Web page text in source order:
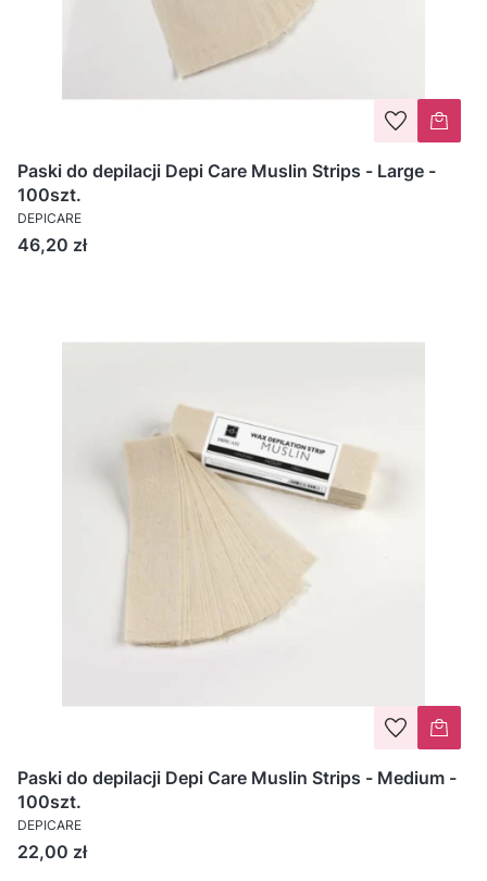
Paski do depilacji Depi Care Muslin Strips - Large -
100szt.
DEPICARE
Cena
46,20 zł
Paski do depilacji Depi Care Muslin Strips - Medium -
100szt.
DEPICARE
Cena
22,00 zł